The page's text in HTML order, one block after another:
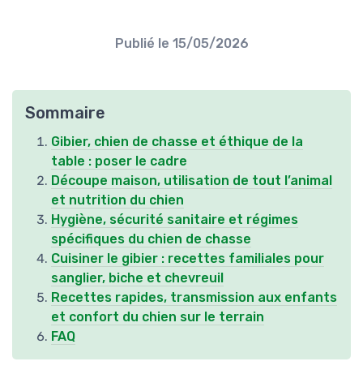
Publié le 15/05/2026
Sommaire
Gibier, chien de chasse et éthique de la
table : poser le cadre
Découpe maison, utilisation de tout l’animal
et nutrition du chien
Hygiène, sécurité sanitaire et régimes
spécifiques du chien de chasse
Cuisiner le gibier : recettes familiales pour
sanglier, biche et chevreuil
Recettes rapides, transmission aux enfants
et confort du chien sur le terrain
FAQ